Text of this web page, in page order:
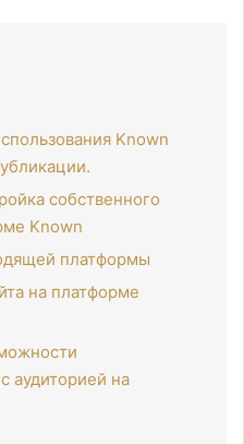
Known
собственного
Known
платформы
на платформе
аудиторией на